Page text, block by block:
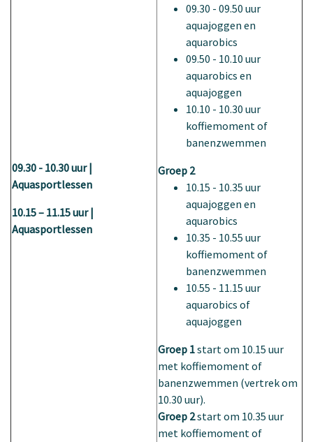
09.30 - 10.30 uur |
Aquasportlessen
10.15 – 11.15 uur |
Aquasportlessen
09.30 - 09.50 uur
aquajoggen en
aquarobics
09.50 - 10.10 uur
aquarobics en
aquajoggen
10.10 - 10.30 uur
koffiemoment of
banenzwemmen
Groep 2
10.15 - 10.35 uur
aquajoggen en
aquarobics
10.35 - 10.55 uur
koffiemoment of
banenzwemmen
10.55 - 11.15 uur
aquarobics of
aquajoggen
Groep 1start om 10.15 uur
met koffiemoment of
banenzwemmen (vertrek om
10.30 uur).
Groep 2start om 10.35 uur
met koffiemoment of